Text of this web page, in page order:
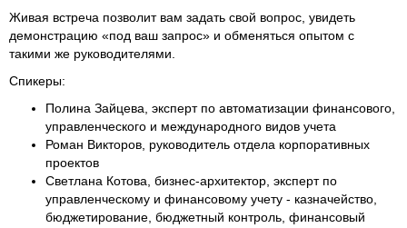
Живая встреча позволит вам задать свой вопрос, увидеть
демонстрацию «под ваш запрос» и обменяться опытом с
такими же руководителями.
Спикеры:
Полина Зайцева, эксперт по автоматизации финансового,
управленческого и международного видов учета
Роман Викторов, руководитель отдела корпоративных
проектов
Светлана Котова, бизнес-архитектор, эксперт по
управленческому и финансовому учету - казначейство,
бюджетирование, бюджетный контроль, финансовый